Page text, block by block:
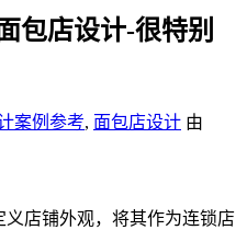
包店设计-很特别
案例参考, 面包店设计 由
义店铺外观，将其作为连锁店